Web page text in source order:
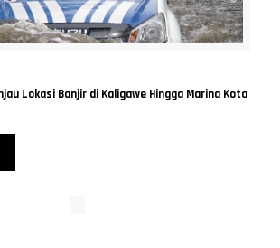
Lokasi Banjir di Kaligawe Hingga Marina Kota